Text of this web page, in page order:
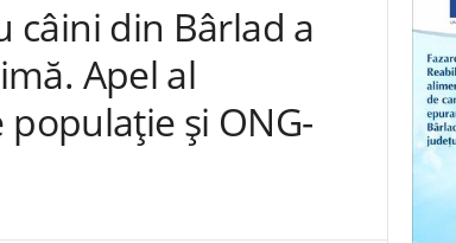
câini din Bârlad a
Apel al
și ONG-